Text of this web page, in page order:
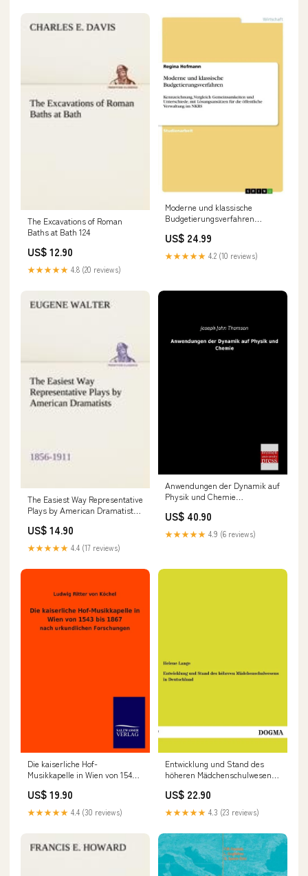
9783656348757
The Excavations of Roman
Baths at Bath 124
US$ 12.90
★★★★★ 4.8 (20 reviews)
Moderne und klassische
Budgetierungsverfahren
9783656352013
US$ 24.99
★★★★★ 4.2 (10 reviews)
The Easiest Way Representative
Plays by American Dramatists:
- 9783849187507
US$ 14.90
★★★★★ 4.4 (17 reviews)
Anwendungen der Dynamik auf
Physik und Chemie
9783955622190
US$ 40.90
★★★★★ 4.9 (6 reviews)
Die kaiserliche Hof-
Musikkapelle in Wien von 1543
US$ 19.90
★★★★★ 4.4 (30 reviews)
Entwicklung und Stand des
höheren Mädchenschulwesens
formatIsbn:Softcover -
9783955079758
US$ 22.90
★★★★★ 4.3 (23 reviews)